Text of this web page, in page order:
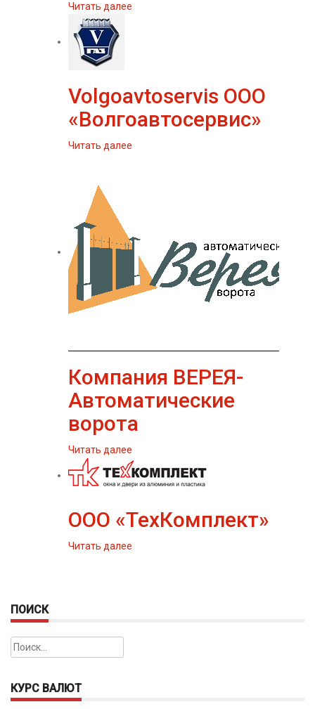
Читать далее
Volgoavtoservis ООО
«Волгоавтосервис»
Читать далее
Компания ВЕРЕЯ-
Автоматические
ворота
Читать далее
ООО «ТехКомплект»
Читать далее
ПОИСК
Найти:
КУРС ВАЛЮТ